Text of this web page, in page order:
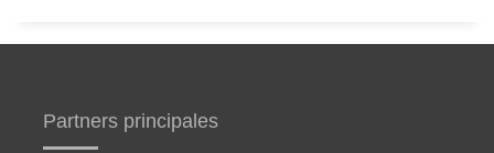
Partners principales